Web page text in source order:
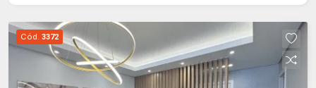
área de serviço com banheiro, portas laqueadas,
fechadura eletrônica e três vagas de garagem.
Excelente localização, próximo ao Centro, estádio
Lancha Filho, Teatro Municipal e Faculdade de
Cód. 3372